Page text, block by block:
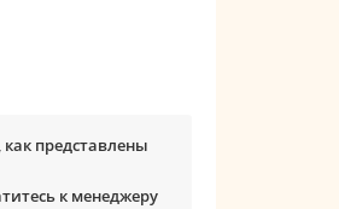
представлены
к менеджеру